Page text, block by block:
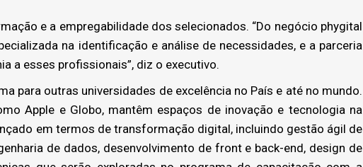
e a empregabilidade dos selecionados. “Do negócio phygital
na identificação e análise de necessidades, e a parceria
a esses profissionais”, diz o executivo.
para outras universidades de excelência no País e até no mundo.
Apple e Globo, mantêm espaços de inovação e tecnologia na
em termos de transformação digital, incluindo gestão ágil de
de dados, desenvolvimento de front e back-end, design de